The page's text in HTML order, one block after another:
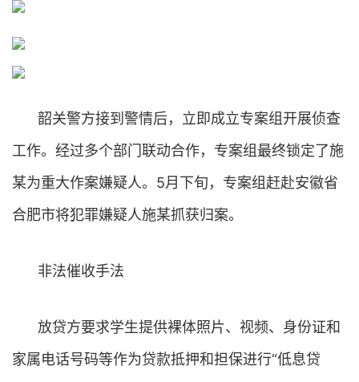
韶关警方接到警情后，立即成立专案组开展侦查
工作。经过多个部门联动合作，专案组最终锁定了施
某为重大作案嫌疑人。5月下旬，专案组赶赴安徽省
合肥市将犯罪嫌疑人施某抓获归案。
非法催收手法
放贷方要求学生提供裸体照片、视频、身份证和
家属电话号码等作为贷款抵押和担保进行“低息贷